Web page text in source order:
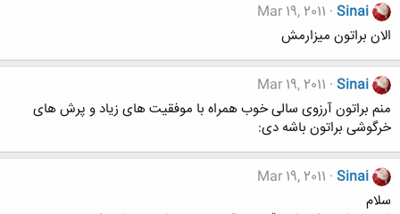
Sinai
Mar 19, 2011
الان براتون میزارمش
Sinai
Mar 19, 2011
منم براتون آرزوی سالی خوب همراه با موفقیت های زیاد و پرش های
خرگوشی براتون باشه دی:
Sinai
Mar 19, 2011
سلام